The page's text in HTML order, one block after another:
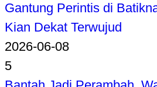
Gantung Perintis di
Kian Dekat Terwujud
2026-06-08
5